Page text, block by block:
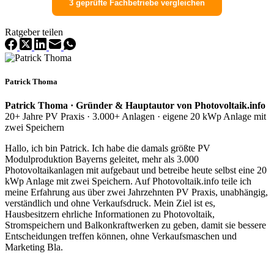
3 geprüfte Fachbetriebe vergleichen
Ratgeber teilen
Patrick Thoma
Patrick Thoma · Gründer & Hauptautor von Photovoltaik.info
20+ Jahre PV Praxis · 3.000+ Anlagen · eigene 20 kWp Anlage mit
zwei Speichern
Hallo, ich bin Patrick. Ich habe die damals größte PV
Modulproduktion Bayerns geleitet, mehr als 3.000
Photovoltaikanlagen mit aufgebaut und betreibe heute selbst eine 20
kWp Anlage mit zwei Speichern. Auf Photovoltaik.info teile ich
meine Erfahrung aus über zwei Jahrzehnten PV Praxis, unabhängig,
verständlich und ohne Verkaufsdruck. Mein Ziel ist es,
Hausbesitzern ehrliche Informationen zu Photovoltaik,
Stromspeichern und Balkonkraftwerken zu geben, damit sie bessere
Entscheidungen treffen können, ohne Verkaufsmaschen und
Marketing Bla.